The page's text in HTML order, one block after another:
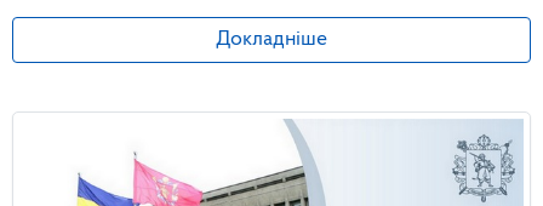
Докладніше